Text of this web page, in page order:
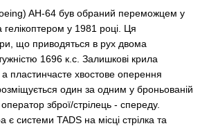
AH-64 був обраний переможцем у
у 1981 році. Ця
що приводяться в рух двома
1696 к.с. Залишкові крила
пластинчасте хвостове оперення
один за одним у броньованій
зброї/стрілець - спереду.
системи TADS на місці стрілка та